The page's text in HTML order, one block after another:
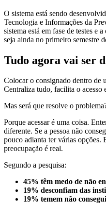
O sistema está sendo
Tecnologia e Informações da
sistema está em fase de testes e
seja ainda no primeiro semestre
Tudo agora vai ser
Colocar o consignado dentro de
Centraliza tudo, facilita o acesso
Mas será que resolve o
Porque acessar é uma coisa.
diferente. Se a pessoa não
pouco adianta ter várias opções.
preocupação é real.
Segundo a pesquisa:
45% têm medo de não
19% desconfiam das
19% temem não